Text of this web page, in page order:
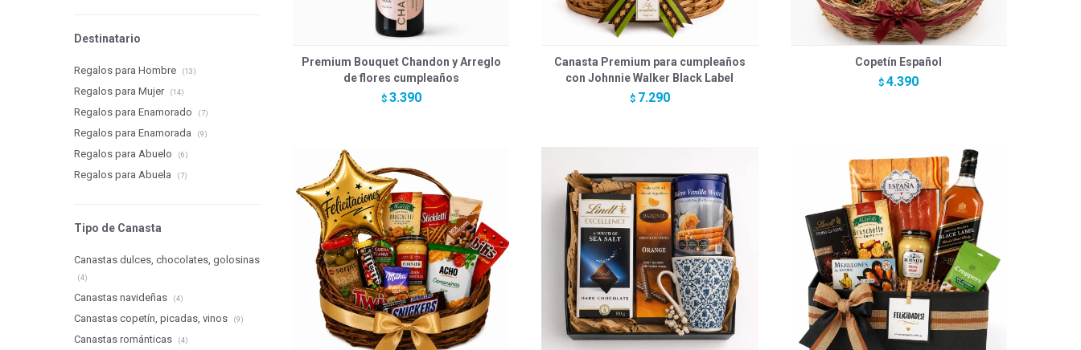
Premium Bouquet Chandon y Arreglo
de flores cumpleaños
$ 3.390
Canasta Premium para cumpleaños
con Johnnie Walker Black Label
$ 7.290
Copetín Español
$ 4.390
Destinatario
Regalos para Hombre (13)
Regalos para Mujer (14)
Regalos para Enamorado (7)
Regalos para Enamorada (9)
Regalos para Abuelo (6)
Regalos para Abuela (7)
Tipo de Canasta
Canastas dulces, chocolates, golosinas
(4)
Canastas navideñas (4)
Canastas copetín, picadas, vinos (9)
Canastas románticas (4)